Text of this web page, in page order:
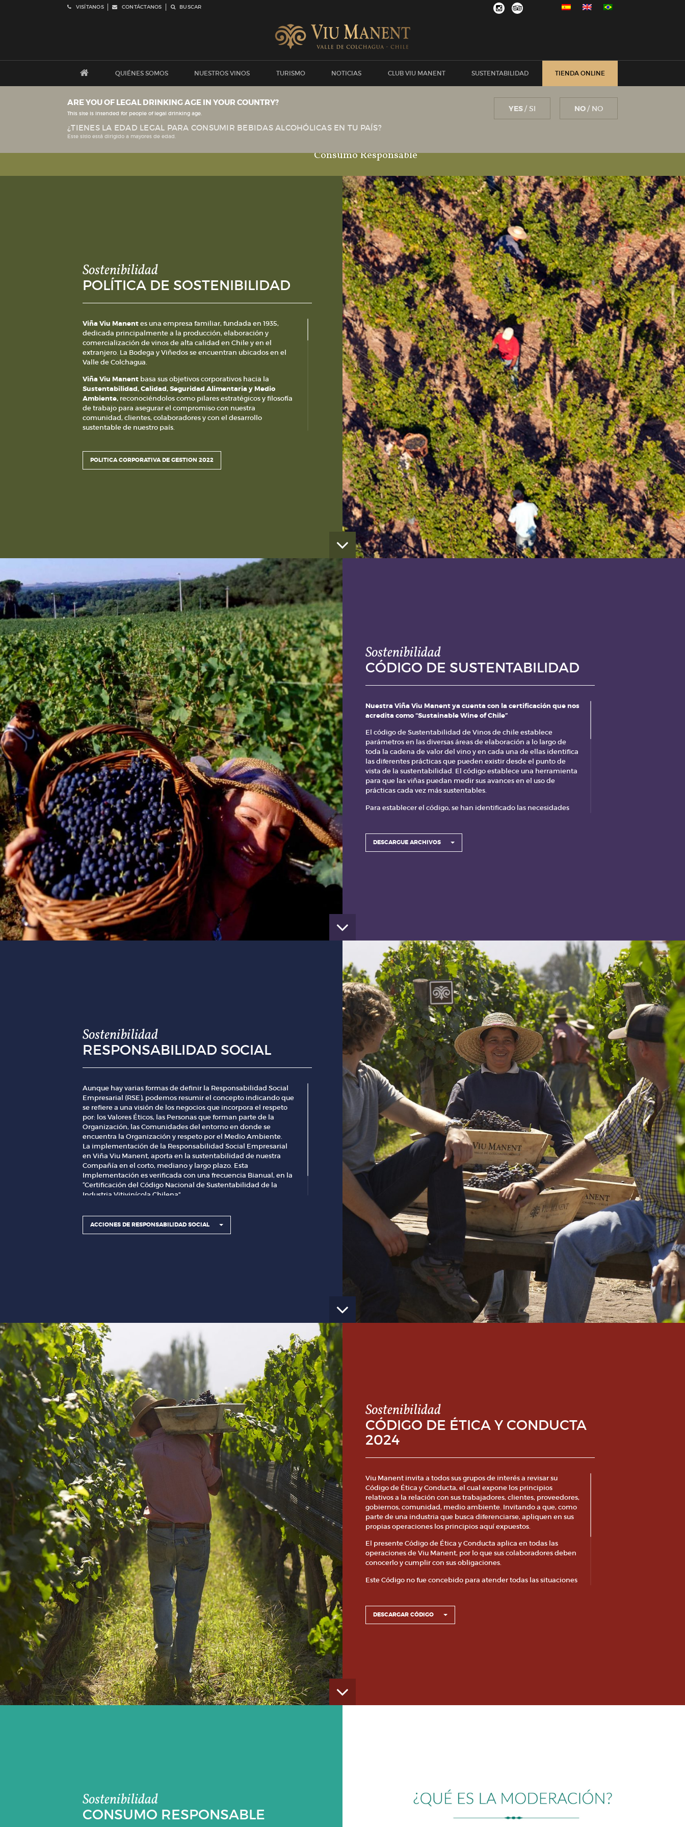
VISÍTANOS CONTÁCTANOS BUSCAR
QUIÉNES SOMOS NUESTROS VINOS TURISMO NOTICIAS CLUB VIU MANENT SUSTENTABILIDAD TIENDA ONLINE
Política de Sostenibilidad
Consumo Responsable
Sostenibilidad
POLÍTICA DE SOSTENIBILIDAD
Viña Viu Manentes una empresa familiar, fundada en 1935,
dedicada principalmente a la producción, elaboración y
comercialización de vinos de alta calidad en Chile y en el
extranjero. La Bodega y Viñedos se encuentran ubicados en el
Valle de Colchagua.
Viña Viu Manent basa sus objetivos corporativos hacia la
Sustentabilidad, Calidad, Seguridad Alimentaria y Medio
Ambiente, reconociéndolos como pilares estratégicos y filosofía
de trabajo para asegurar el compromiso con nuestra
comunidad, clientes, colaboradores y con el desarrollo
sustentable de nuestro país.
1. Desempeñarnuestras actividades bajo los marcos regulatorios
aplicables, asícomo con los principios y acuerdos suscritos
las expectativas y requerimientos acordados con los
cantidad, oportunidad y atención
4.Cumplircon la obligación de producir vinos bajo estándares
de Inocuidad y SeguridadAlimentaria conforme a la legalidad
sectorial y responsabilidad frente a nuestros clientes,teniendo
como base equipos de trabajo conscientes de esta significancia.
5. Mantenerprácticas laborales justas, en un ambiente de
trabajo seguro y saludable.
6. Incentivarlas competencias profesionales de nuestro equipo
de trabajo,reconociendo las habilidades y fortalezas en el
desempeño laboral, aportando concapacitación y oportunidad
de crecimiento profesional en nuestra compañía.
7. Participaren alianzas multisectoriales para contribuir a la
sociedad, medianteiniciativas de gestión del conocimiento, la
innovación, la inclusión social, laeducación ambiental y la
conservación de la biodiversidad.
8. Actuaren un marco deResponsabilidadSocial, en forma
consistente con los valorescorporativos, los Principios del Pacto
Global de Naciones Unidas, los estándaresinternacionales y las
mejores prácticas de la industria vitivinícola y Enoturismo
La Política Corporativa de Gestión de
Viña Viu
Manentconstituye el marco de actuación del proceso
productivo, con el fin de agregar y asegurar el máximo valor a la
Compañía.
JOSE MIGUEL VIU BOTTINI
GERENTE GENERAL
VIÑA VIU MANENT
POLITICA CORPORATIVA DE GESTION 2022
Sostenibilidad
CÓDIGO DE SUSTENTABILIDAD
Nuestra Viña Viu Manent ya cuenta con la certificación que nos
acredita como “Sustainable Wine of Chile”
El código de Sustentabilidad de Vinos de chile establece
parámetros en las diversas áreas de elaboración a lo largo de
toda la cadena de valor del vino y en cada una de ellas identifica
las diferentes prácticas que pueden existir desde el punto de
vista de la sustentabilidad. El código establece una herramienta
para que las viñas puedan medir sus avances en el uso de
prácticas cada vez más sustentables.
Para establecer el código, se han identificado las necesidades
Comunidad, entendiendo que la sustentabilidad es la
convergencia de la producción amigable con el medio
un nuevo proceso de auditoría por la casa certificadora NFS
para revalidar la Certificación de Sustentabilidad de la industria
chilena del vino que el año 2013 consiguió, esta auditoria
consistió en verificar nuestro Sistema y revisión en terreno del
grado de cumplimiento de acuerdo al estándar de
sustentabilidad.
El informe final nos indica que somos una empresa Sustentable
comprometida con el medio ambiente, nuestra gente y nuestra
comunidad.
DESCARGUE ARCHIVOS
Sostenibilidad
RESPONSABILIDAD SOCIAL
Aunque hay varias formas de definir la Responsabilidad Social
Empresarial (RSE), podemos resumir el concepto indicando que
se refiere a una visión de los negocios que incorpora el respeto
por: los Valores Éticos, las Personas que forman parte de la
Organización, las Comunidades del entorno en donde se
encuentra la Organización y respeto por el Medio Ambiente.
La implementación de la Responsabilidad Social Empresarial
en Viña Viu Manent, aporta en la sustentabilidad de nuestra
Compañía en el corto, mediano y largo plazo. Esta
Implementación es verificada con una frecuencia Bianual, en la
“Certificación del Código Nacional de Sustentabilidad de la
Industria Vitivinícola Chilena”.
Responsabilidad social empresarial que realizamos;
ACCIONES DE RESPONSABILIDAD SOCIAL
Sostenibilidad
CÓDIGO DE ÉTICA Y CONDUCTA
2024
Viu Manent invita a todos sus grupos de interés a revisar su
Código de Ética y Conducta, el cual expone los principios
relativos a la relación con sus trabajadores, clientes, proveedores,
gobiernos, comunidad, medio ambiente. Invitando a que, como
parte de una industria que busca diferenciarse, apliquen en sus
propias operaciones los principios aquí expuestos.
El presente Código de Ética y Conducta aplica en todas las
operaciones de Viu Manent, por lo que sus colaboradores deben
conocerlo y cumplir con sus obligaciones.
Este Código no fue concebido para atender todas las situaciones
Organización. Por lo tanto, bajo ninguna circunstancia debe
entenderse que este Código reemplaza o deroga otras políticas
DESCARGAR CÓDIGO
Sostenibilidad
CONSUMO RESPONSABLE
ARE YOU OF LEGAL DRINKING AGE IN YOUR COUNTRY?
This site is intended for people of legal drinking age.
¿TIENES LA EDAD LEGAL PARA CONSUMIR BEBIDAS ALCOHÓLICAS EN TU PAÍS?
Este sitio está dirigido a mayores de edad.
YES / SI NO / NO